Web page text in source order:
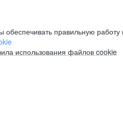
правильную работу
использования файлов cookie